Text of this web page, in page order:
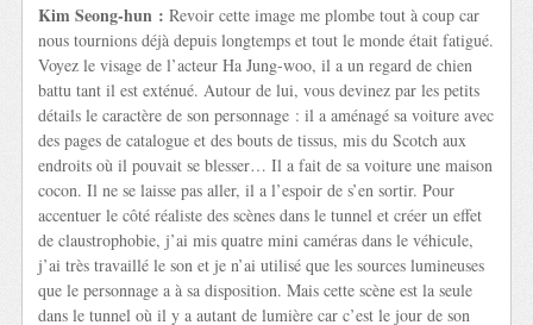
Kim Seong-hun : Revoir cette image me plombe tout à coup car
nous tournions déjà depuis longtemps et tout le monde était fatigué.
Voyez le visage de l’acteur Ha Jung-woo, il a un regard de chien
battu tant il est exténué. Autour de lui, vous devinez par les petits
détails le caractère de son personnage : il a aménagé sa voiture avec
des pages de catalogue et des bouts de tissus, mis du Scotch aux
endroits où il pouvait se blesser… Il a fait de sa voiture une maison
cocon. Il ne se laisse pas aller, il a l’espoir de s’en sortir. Pour
accentuer le côté réaliste des scènes dans le tunnel et créer un effet
de claustrophobie, j’ai mis quatre mini caméras dans le véhicule,
j’ai très travaillé le son et je n’ai utilisé que les sources lumineuses
que le personnage a à sa disposition. Mais cette scène est la seule
dans le tunnel où il y a autant de lumière car c’est le jour de son